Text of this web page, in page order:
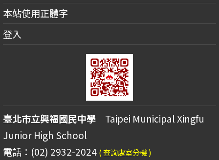
本站使用正體字
登入
臺北市立興福國民中學 Taipei Municipal Xingfu
Junior High School
電話：(02) 2932-2024 ( 查詢處室分機 )